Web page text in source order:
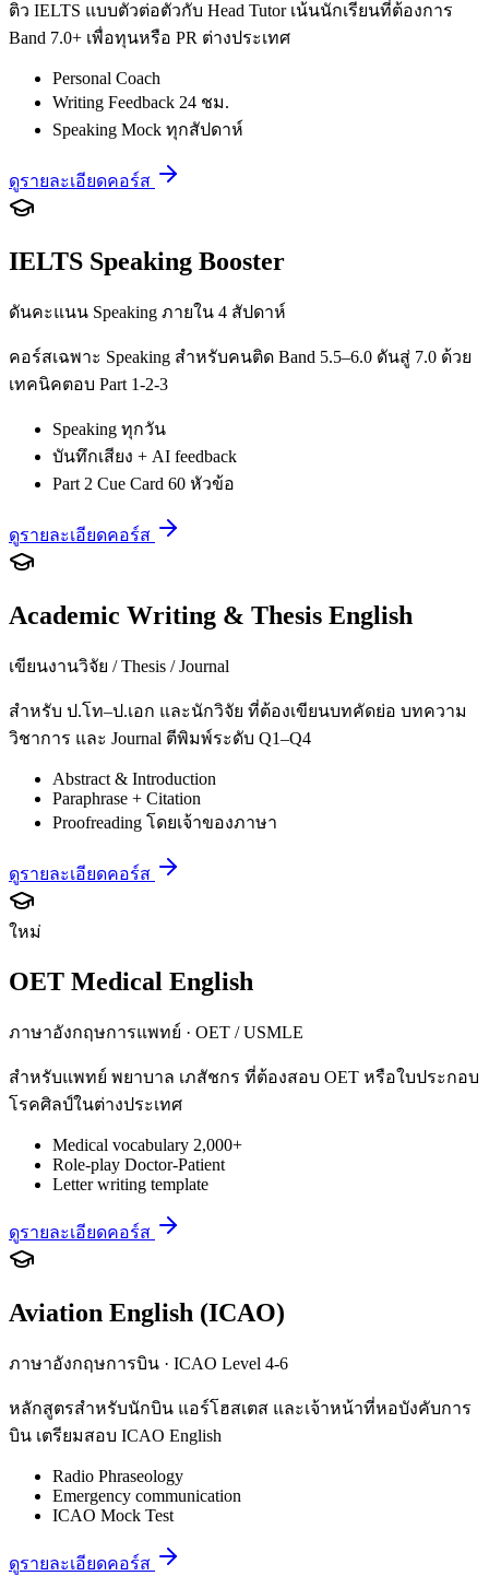
ติว IELTS แบบตัวต่อตัวกับ Head Tutor เน้นนักเรียนที่ต้องการ
Band 7.0+ เพื่อทุนหรือ PR ต่างประเทศ
Personal Coach
Writing Feedback 24 ชม.
Speaking Mock ทุกสัปดาห์
ดูรายละเอียดคอร์ส
IELTS Speaking Booster
ดันคะแนน Speaking ภายใน 4 สัปดาห์
คอร์สเฉพาะ Speaking สำหรับคนติด Band 5.5–6.0 ดันสู่ 7.0 ด้วย
เทคนิคตอบ Part 1-2-3
Speaking ทุกวัน
บันทึกเสียง + AI feedback
Part 2 Cue Card 60 หัวข้อ
ดูรายละเอียดคอร์ส
Academic Writing & Thesis English
เขียนงานวิจัย / Thesis / Journal
สำหรับ ป.โท–ป.เอก และนักวิจัย ที่ต้องเขียนบทคัดย่อ บทความ
วิชาการ และ Journal ตีพิมพ์ระดับ Q1–Q4
Abstract & Introduction
Paraphrase + Citation
Proofreading โดยเจ้าของภาษา
ดูรายละเอียดคอร์ส
ใหม่
OET Medical English
ภาษาอังกฤษการแพทย์ · OET / USMLE
สำหรับแพทย์ พยาบาล เภสัชกร ที่ต้องสอบ OET หรือใบประกอบ
โรคศิลป์ในต่างประเทศ
Medical vocabulary 2,000+
Role-play Doctor-Patient
Letter writing template
ดูรายละเอียดคอร์ส
Aviation English (ICAO)
ภาษาอังกฤษการบิน · ICAO Level 4-6
หลักสูตรสำหรับนักบิน แอร์โฮสเตส และเจ้าหน้าที่หอบังคับการ
บิน เตรียมสอบ ICAO English
Radio Phraseology
Emergency communication
ICAO Mock Test
ดูรายละเอียดคอร์ส